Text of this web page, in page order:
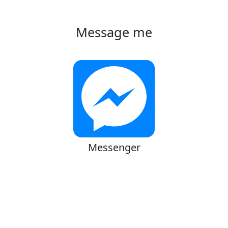
Message me
Messenger